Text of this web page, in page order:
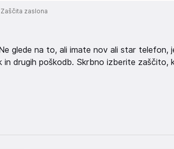
Zaščita zaslona
glede na to, ali imate nov ali star telefon,
drugih poškodb. Skrbno izberite zaščito,